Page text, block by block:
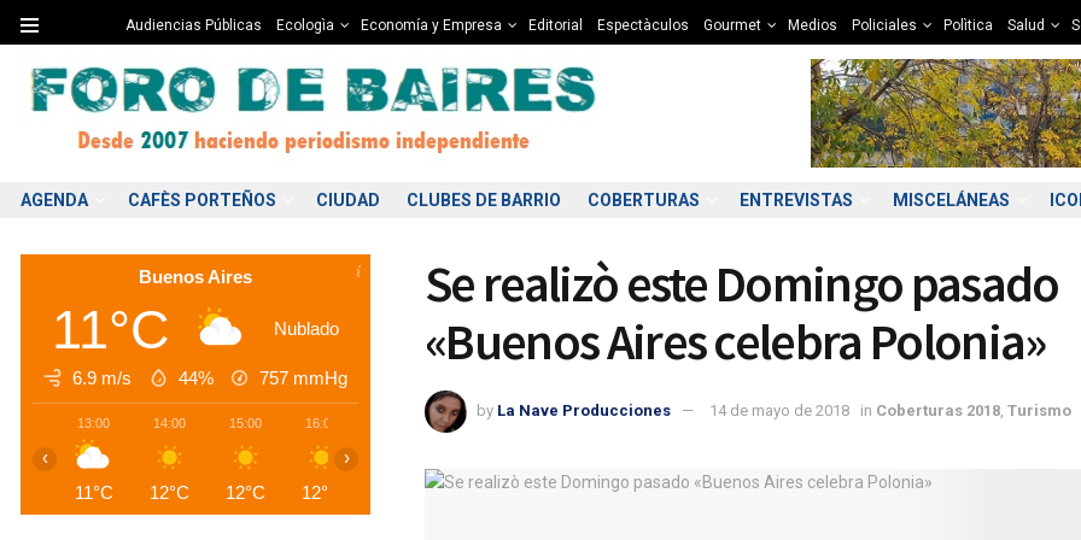
Audiencias Públicas Ecologìa Economía y Empresa Editorial Espectàculos Gourmet Medios Policiales Polìtica Salud
AGENDA CAFÈS PORTEÑOS CIUDAD CLUBES DE BARRIO COBERTURAS ENTREVISTAS MISCELÁNEAS
Se realizò este Domingo pasado
«Buenos Aires celebra Polonia»
by La Nave Producciones 14 de mayo de 2018 in Coberturas 2018 Turismo
Buenos Aires
11°C Nublado
6.9 m/s 44% 757 mmHg
13:00
11°C
14:00
12°C
15:00
12°C
16:00
12°C
18:00
11°C 10°C 9°C 9°C
22:00
8°C 8°C 7°C
01:00
‹ ›